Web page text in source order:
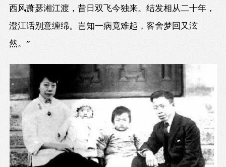
西风萧瑟湘江渡，昔日双飞今独来。结发相从二十年，
澄江话别意缠绵。岂知一病竟难起，客舍梦回又泫
然。”